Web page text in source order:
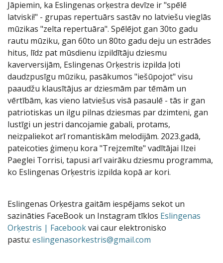
Jāpiemin, ka Eslingenas orķestra devīze ir "spēlē
latviski!" - grupas repertuārs sastāv no latviešu vieglās
mūzikas "zelta repertuāra". Spēlējot gan 30to gadu
rautu mūziku, gan 60to un 80to gadu deju un estrādes
hitus, līdz pat mūsdienu izpildītāju dziesmu
kaverversijām, Eslingenas Orķestris izpilda ļoti
daudzpusīgu mūziku, pasākumos "iešūpojot" visu
paaudžu klausītājus ar dziesmām par tēmām un
vērtībām, kas vieno latviešus visā pasaulē - tās ir gan
patriotiskas un ilgu pilnas dziesmas par dzimteni, gan
lustīgi un jestri dancojamie gabali, protams,
neizpaliekot arī romantiskām melodijām. 2023.gadā,
pateicoties ģimeņu kora "Trejzemīte" vadītājai Ilzei
Paeglei Torrisi, tapusi arī vairāku dziesmu programma,
ko Eslingenas Orķestris izpilda kopā ar kori.
Eslingenas Orķestra gaitām iespējams sekot un
sazināties FaceBook un Instagram tīklos Eslingenas
Orķestris | Facebookvai caur elektronisko
pastu: eslingenasorkestris@gmail.com